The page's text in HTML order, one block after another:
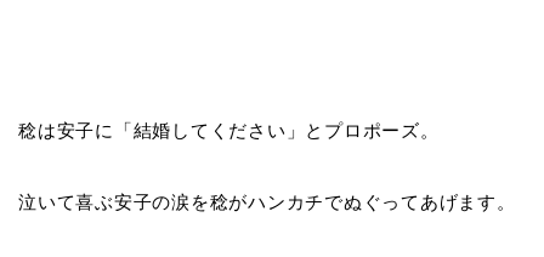
稔は安子に「結婚してください」とプロポーズ。
泣いて喜ぶ安子の涙を稔がハンカチでぬぐってあげます。